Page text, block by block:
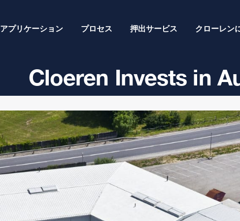
アプリケーション プロセス 押出サービス クローレン
Cloeren Invests in